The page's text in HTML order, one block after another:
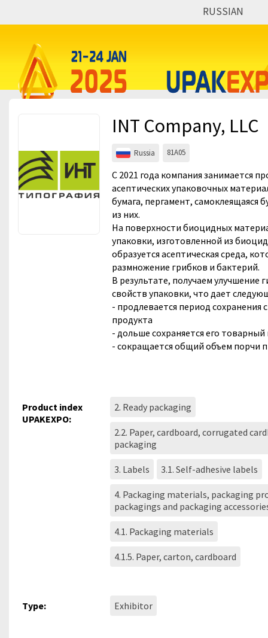
RUSSIAN
INT Company, LLC
Russia 81A05
С 2021 года компания занимается
асептических упаковочных
бумага, пергамент, самоклеящаяся
из них.
На поверхности биоцидных
упаковки, изготовленной из
образуется асептическая среда,
размножение грибков и бактерий.
В результате, получаем улучшение
свойств упаковки, что дает
- продлевается период сохранения
продукта
- дольше сохраняется его товарный
- сокращается общий объем порчи
Type: Exhibitor
Product index
UPAKEXPO:
2. Ready packaging
2.2. Paper, cardboard, corrugated
packaging
3. Labels 3.1. Self-adhesive labels
4. Packaging materials, packaging
packagings and packaging
4.1. Packaging materials
4.1.5. Paper, carton, cardboard
Events
Companies
About
For organizations
For organizers
Contacts